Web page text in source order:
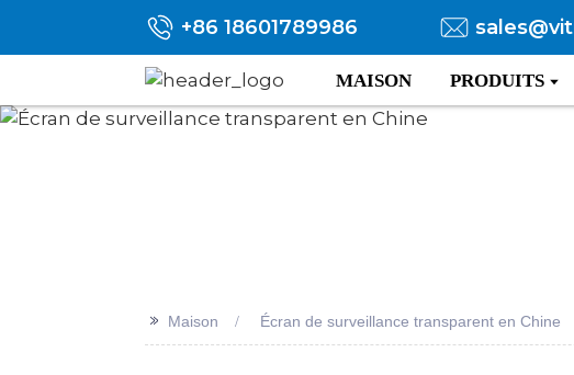
+86 18601789986
MAISON PRODUITS
>> Maison Écran de surveillance transparent en Chine